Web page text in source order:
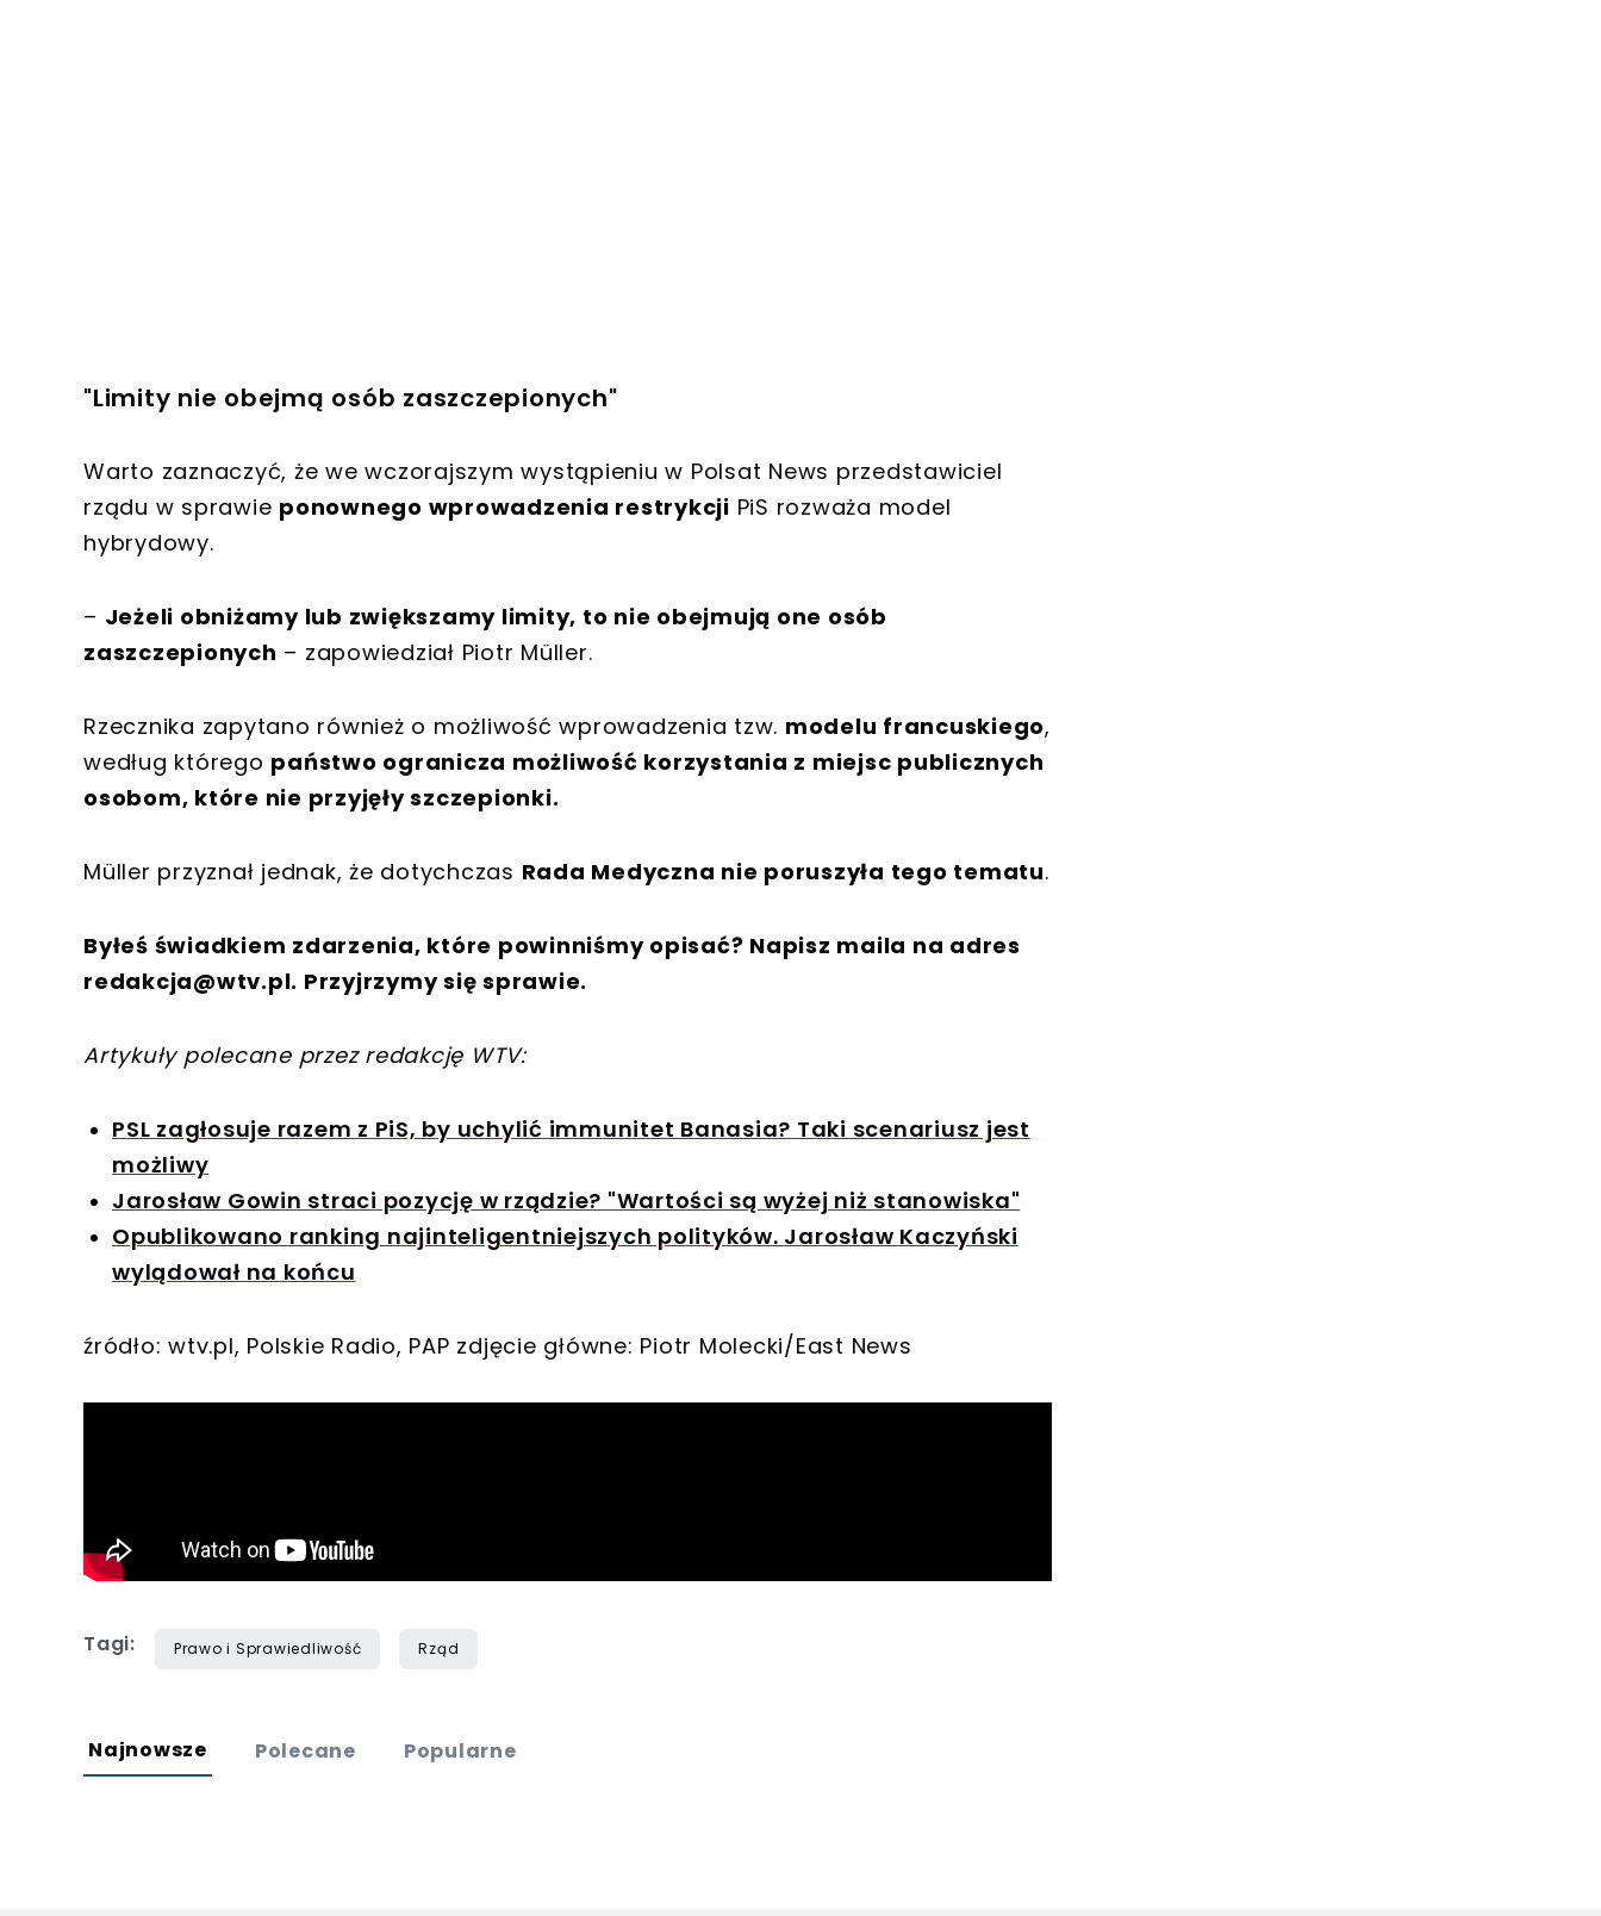
"Limity nie obejmą osób zaszczepionych"
Warto zaznaczyć, że we wczorajszym wystąpieniu w Polsat News przedstawiciel
rządu w sprawie ponownego wprowadzenia restrykcji PiS rozważa model
hybrydowy.
– Jeżeli obniżamy lub zwiększamy limity, to nie obejmują one osób
zaszczepionych – zapowiedział Piotr Müller.
Rzecznika zapytano również o możliwość wprowadzenia tzw. modelu francuskiego,
według którego państwo ogranicza możliwość korzystania z miejsc publicznych
osobom, które nie przyjęły szczepionki.
Müller przyznał jednak, że dotychczas Rada Medyczna nie poruszyła tego tematu.
Byłeś świadkiem zdarzenia, które powinniśmy opisać? Napisz maila na adres
redakcja@wtv.pl. Przyjrzymy się sprawie.
Artykuły polecane przez redakcję WTV:
PSL zagłosuje razem z PiS, by uchylić immunitet Banasia? Taki scenariusz jest
możliwy
Jarosław Gowin straci pozycję w rządzie? "Wartości są wyżej niż stanowiska"
Opublikowano ranking najinteligentniejszych polityków. Jarosław Kaczyński
wylądował na końcu
źródło: wtv.pl, Polskie Radio, PAP zdjęcie główne: Piotr Molecki/East News
Tagi: Prawo i Sprawiedliwość Rząd
Najnowsze Polecane Popularne